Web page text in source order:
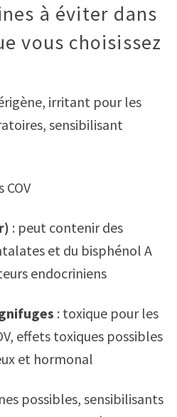
à éviter dans
vous choisissez
irritant pour les
sensibilisant
: peut contenir des
et du bisphénol A
endocriniens
: toxique pour les
effets toxiques possibles
et hormonal
possibles, sensibilisants